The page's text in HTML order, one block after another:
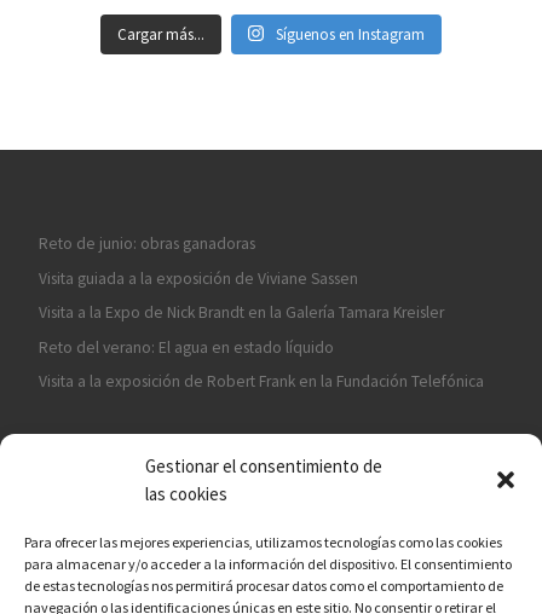
Gestionar el consentimiento de
las cookies
Para ofrecer las mejores experiencias, utilizamos tecnologías como las cookies
para almacenar y/o acceder a la información del dispositivo. El consentimiento
de estas tecnologías nos permitirá procesar datos como el comportamiento de
navegación o las identificaciones únicas en este sitio. No consentir o retirar el
Cargar más... Síguenos en Instagram
Reto de junio: obras ganadoras
Visita guiada a la exposición de Viviane Sassen
Visita a la Expo de Nick Brandt en la Galería Tamara Kreisler
Reto del verano: El agua en estado líquido
Visita a la exposición de Robert Frank en la Fundación Telefónica
¡ASÓCIATE A CÁMARA EN MANO!